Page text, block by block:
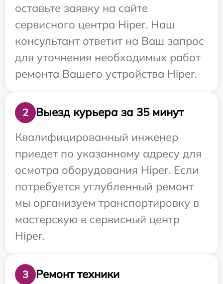
оставьте заявку на сайте
сервисного центра Hiper. Наш
консультант ответит на Ваш запрос
для уточнения необходимых работ
ремонта Вашего устройства Hiper.
2
Выезд курьера за 35 минут
Квалифицированный инженер
приедет по указанному адресу для
осмотра оборудования Hiper. Если
потребуется углубленный ремонт
мы организуем транспортировку в
мастерскую в сервисный центр
Hiper.
3 Ремонт техники